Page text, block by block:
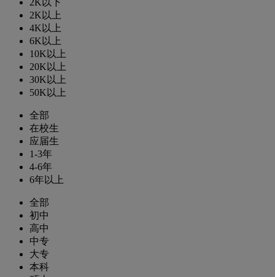
2K以上
4K以上
6K以上
10K以上
20K以上
30K以上
50K以上
全部
在校生
应届生
1-3年
4-6年
6年以上
全部
初中
高中
中专
大专
本科